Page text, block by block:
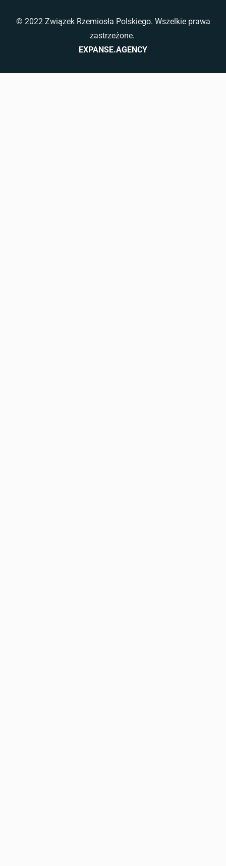
© 2022 Związek Rzemiosła Polskiego. Wszelkie prawa
zastrzeżone.
EXPANSE.AGENCY